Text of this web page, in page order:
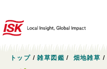
トップ /雑草図鑑 / 畑地雑草 /